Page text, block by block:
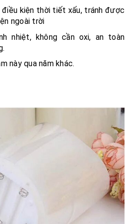
kiện thời tiết xấu, tránh được
ngoài trời
nhiệt, không cần oxi, an toàn
này qua năm khác.